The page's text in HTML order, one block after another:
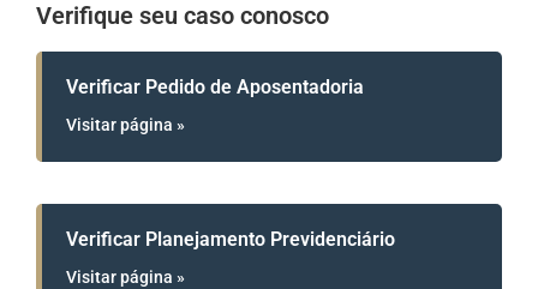
Verifique seu caso conosco
Verificar Pedido de Aposentadoria
Visitar página »
Verificar Planejamento Previdenciário
Visitar página »